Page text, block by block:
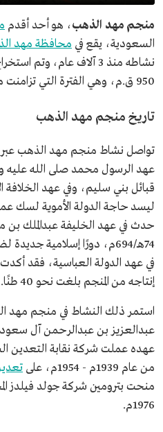
منجم مهد الذهب، هو أحد أقدم
السعودية، يقع في محافظة مهد
نشاطه منذ 3 آلاف عام،
950 ق.م، وهي الفترة التي تزامنت مع عهد مملكة سبأ في اليمن.
تاريخ منجم مهد الذهب
تواصل نشاط منجم مهد الذهب عبر
عهد الرسول محمد صلى الله عليه
قبائل بني سليم، وفي عهد الخلافة
ليسد حاجة الدولة الأموية لسك
حدث في عهد الخليفة عبدالملك بن
74هـ/694م، دورًا إسلامية
في عهد الدولة العباسية، فقد أكدت
إنتاجه من المنجم بلغت نحو 40 طنًا.
استمر ذلك النشاط في منجم مهد
عبدالعزيز بن عبدالرحمن آل سعود
من عام 1939م - 1954م، على
منحت بترومين شركة جولد فيلدز
1976م.